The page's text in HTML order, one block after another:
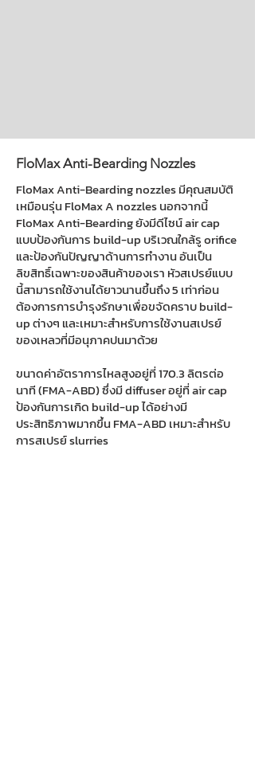
FloMax Anti-Bearding Nozzles
FloMax Anti-Bearding nozzles มีคุณสมบัติ
เหมือนรุ่น FloMax A nozzles นอกจากนี้
FloMax Anti-Bearding ยังมีดีไซน์ air cap
แบบป้องกันการ build-up บริเวณใกล้รู orifice
และป้องกันปัญญาด้านการทำงาน อันเป็น
ลิขสิทธิ์เฉพาะของสินค้าของเรา หัวสเปรย์แบบ
นี้สามารถใช้งานได้ยาวนานขึ้นถึง 5 เท่าก่อน
ต้องการการบำรุงรักษาเพื่อขจัดคราบ build-
up ต่างๆ และเหมาะสำหรับการใช้งานสเปรย์
ของเหลวที่มีอนุภาคปนมาด้วย
ขนาดค่าอัตราการไหลสูงอยู่ที่ 170.3 ลิตรต่อ
นาที (FMA-ABD) ซึ่งมี diffuser อยู่ที่ air cap
ป้องกันการเกิด build-up ได้อย่างมี
ประสิทธิภาพมากขึ้น FMA-ABD เหมาะสำหรับ
การสเปรย์ slurries